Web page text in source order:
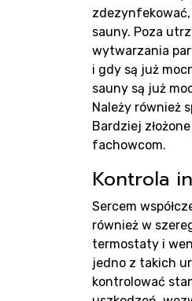
sauny. Poza
wytwarzania
i gdy są już
sauny są już
Należy również
Bardziej
fachowcom.
Kontrola
Sercem
również w
termostaty i
jedno z takich
kontrolować